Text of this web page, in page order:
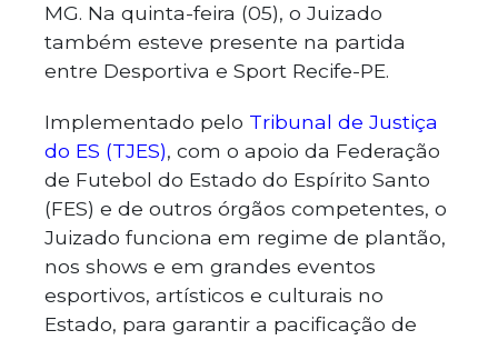
MG. Na quinta-feira (05), o Juizado
também esteve presente na partida
entre Desportiva e Sport Recife-PE.
Implementado pelo Tribunal de Justiça
do ES (TJES), com o apoio da Federação
de Futebol do Estado do Espírito Santo
(FES) e de outros órgãos competentes, o
Juizado funciona em regime de plantão,
nos shows e em grandes eventos
esportivos, artísticos e culturais no
Estado, para garantir a pacificação de